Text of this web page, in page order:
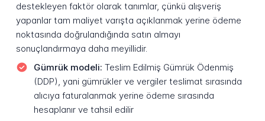
destekleyen faktör olarak tanımlar, çünkü alışveriş
yapanlar tam maliyet varışta açıklanmak yerine ödeme
noktasında doğrulandığında satın almayı
sonuçlandırmaya daha meyillidir.
Gümrük modeli: Teslim Edilmiş Gümrük Ödenmiş
(DDP), yani gümrükler ve vergiler teslimat sırasında
alıcıya faturalanmak yerine ödeme sırasında
hesaplanır ve tahsil edilir